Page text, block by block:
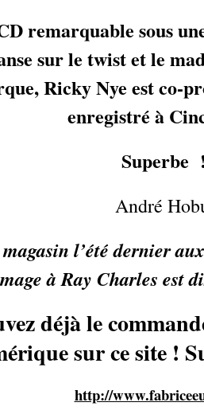
remarquable sous
sur le twist et le
Ricky Nye est co-
enregistré à
Superbe
André
l’été dernier
à Ray Charles est
déjà le
sur ce site !
http://